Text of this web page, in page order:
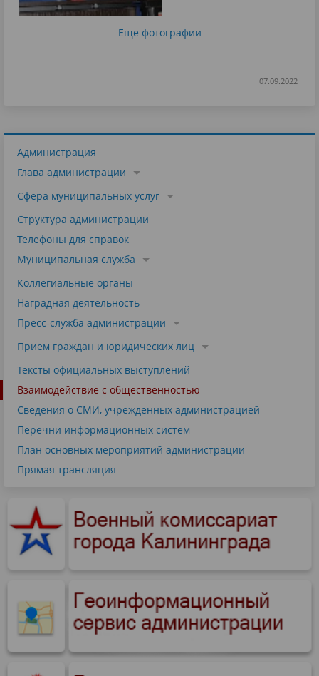
Еще фотографии
07.09.2022
Администрация
Глава администрации
Сфера муниципальных услуг
Структура администрации
Телефоны для справок
Муниципальная служба
Коллегиальные органы
Наградная деятельность
Пресс-служба администрации
Прием граждан и юридических лиц
Тексты официальных выступлений
Взаимодействие с общественностью
Сведения о СМИ, учрежденных администрацией
Перечни информационных систем
План основных мероприятий администрации
Прямая трансляция